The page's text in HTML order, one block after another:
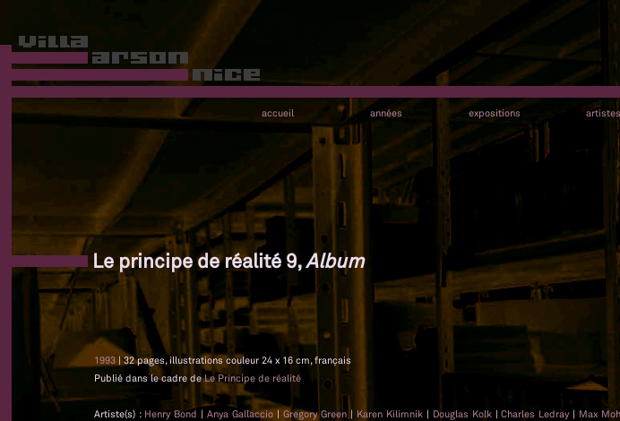
accueil années expositions artistes
Le principe de réalité 9,Album
1993 | 32 pages, illustrations couleur 24 x 16 cm, français
Publié dans le cadre deLe Principe de réalité
Artiste(s) : Henry Bond | Anya Gallaccio | Gregory Green | Karen Kilimnik | Douglas Kolk |Charles Ledray | Max